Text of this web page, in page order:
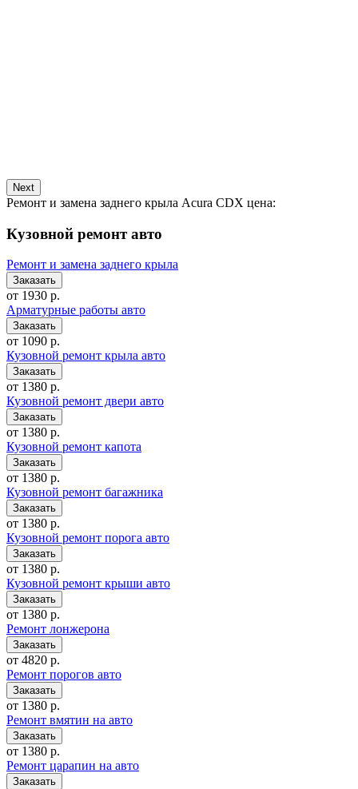
Next
Ремонт и замена заднего крыла Acura CDX цена:
Кузовной ремонт авто
Ремонт и замена заднего крыла
от 1930 р.
Арматурные работы авто
от 1090 р.
Кузовной ремонт крыла авто
от 1380 р.
Кузовной ремонт двери авто
от 1380 р.
Кузовной ремонт капота
от 1380 р.
Кузовной ремонт багажника
от 1380 р.
Кузовной ремонт порога авто
от 1380 р.
Кузовной ремонт крыши авто
от 1380 р.
Ремонт лонжерона
от 4820 р.
Ремонт порогов авто
от 1380 р.
Ремонт вмятин на авто
от 1380 р.
Ремонт царапин на авто